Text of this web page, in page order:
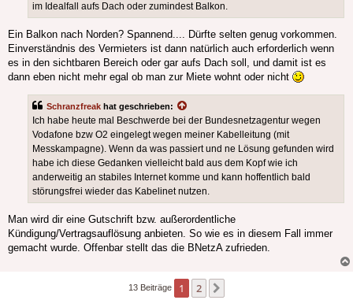
im Idealfall aufs Dach oder zumindest Balkon.
Ein Balkon nach Norden? Spannend.... Dürfte selten genug vorkommen.
Einverständnis des Vermieters ist dann natürlich auch erforderlich wenn
es in den sichtbaren Bereich oder gar aufs Dach soll, und damit ist es
dann eben nicht mehr egal ob man zur Miete wohnt oder nicht
Schranzfreak hat geschrieben:
Ich habe heute mal Beschwerde bei der Bundesnetzagentur wegen
Vodafone bzw O2 eingelegt wegen meiner Kabelleitung (mit
Messkampagne). Wenn da was passiert und ne Lösung gefunden wird
habe ich diese Gedanken vielleicht bald aus dem Kopf wie ich
anderweitig an stabiles Internet komme und kann hoffentlich bald
störungsfrei wieder das Kabelinet nutzen.
Man wird dir eine Gutschrift bzw. außerordentliche
Kündigung/Vertragsauflösung anbieten. So wie es in diesem Fall immer
gemacht wurde. Offenbar stellt das die BNetzA zufrieden.
13 Beiträge 1 2